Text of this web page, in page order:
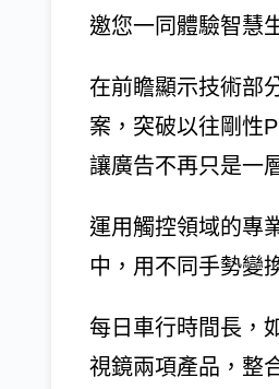
邀您一同體驗智慧
在前瞻顯示技術部
案，突破以往剛性
讓廣告不再只是一
運用觸控領域的專
中，用不同手勢變
每日車行時間長，
視鏡兩項產品，整